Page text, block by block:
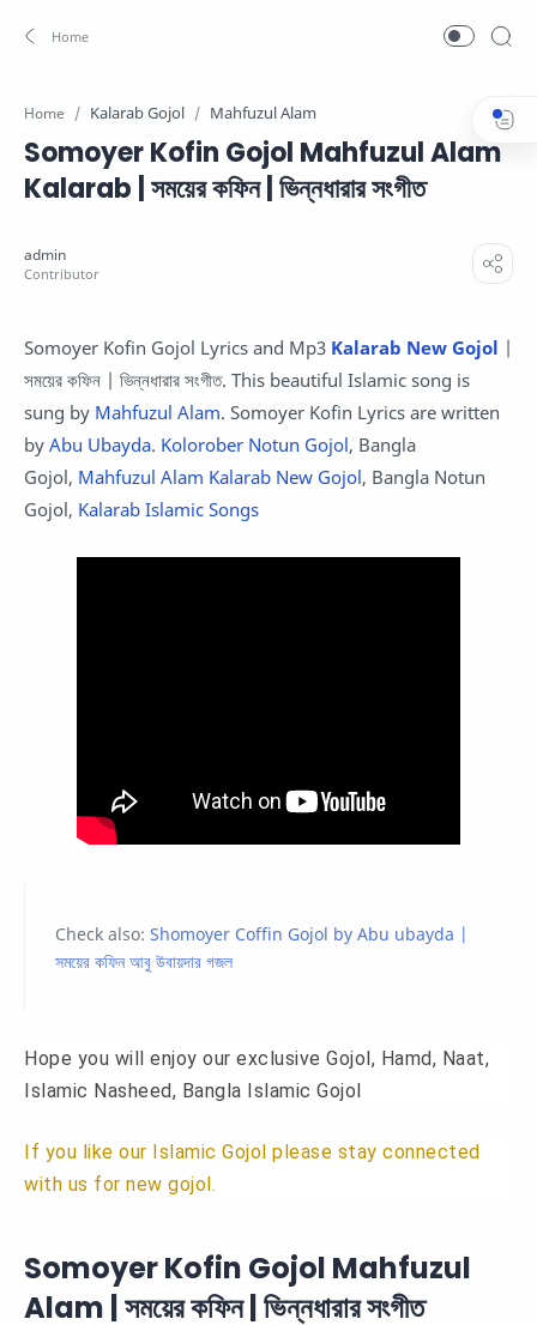
Home Kalarab Gojol Mahfuzul Alam
Somoyer Kofin Gojol Mahfuzul Alam
Kalarab | সময়ের কফিন | ভিন্নধারার সংগীত
Somoyer Kofin Gojol Lyrics and Mp3 Kalarab New Gojol |
সময়ের কফিন | ভিন্নধারার সংগীত. This beautiful Islamic song is
sung by Mahfuzul Alam. Somoyer Kofin Lyrics are written
by Abu Ubayda. Kolorober Notun Gojol, Bangla
Gojol, Mahfuzul Alam Kalarab New Gojol, Bangla Notun
Gojol, Kalarab Islamic Songs
Check also: Shomoyer Coffin Gojol by Abu ubayda |
সময়ের কফিন আবু উবায়দার গজল
Hope you will enjoy our exclusive Gojol, Hamd, Naat,
Islamic Nasheed, Bangla Islamic Gojol
If you like our Islamic Gojol please stay connected
with us for new gojol.
Somoyer Kofin Gojol Mahfuzul
Alam | সময়ের কফিন | ভিন্নধারার সংগীত